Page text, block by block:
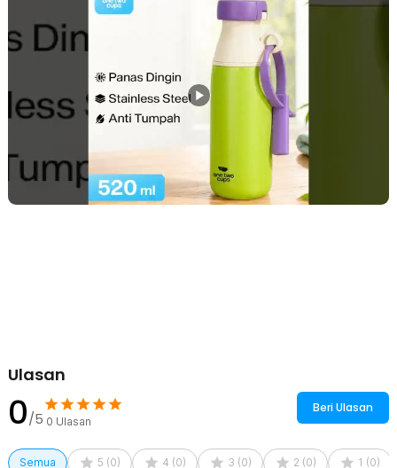
Rincian yang Anda dapatkan untuk pembelian produk ini:
1 x One Two Cups Botol Minum Tumbler Air BPA Free Stainless
Steel - CL520
Ulasan
0/5 0 Ulasan
Beri Ulasan
Semua 5 (0) 4 (0) 3 (0) 2 (0) 1 (0)